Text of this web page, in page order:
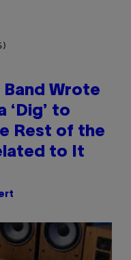
Wrote
‘Dig’ to
Rest of the
to It